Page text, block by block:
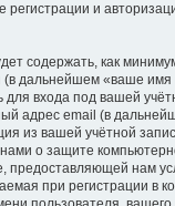
регистрации и
содержать, как
дальнейшем «ваше имя
входа под вашей
адрес email (в
из вашей учётной
о защите
предоставляющей нам
при регистрации в